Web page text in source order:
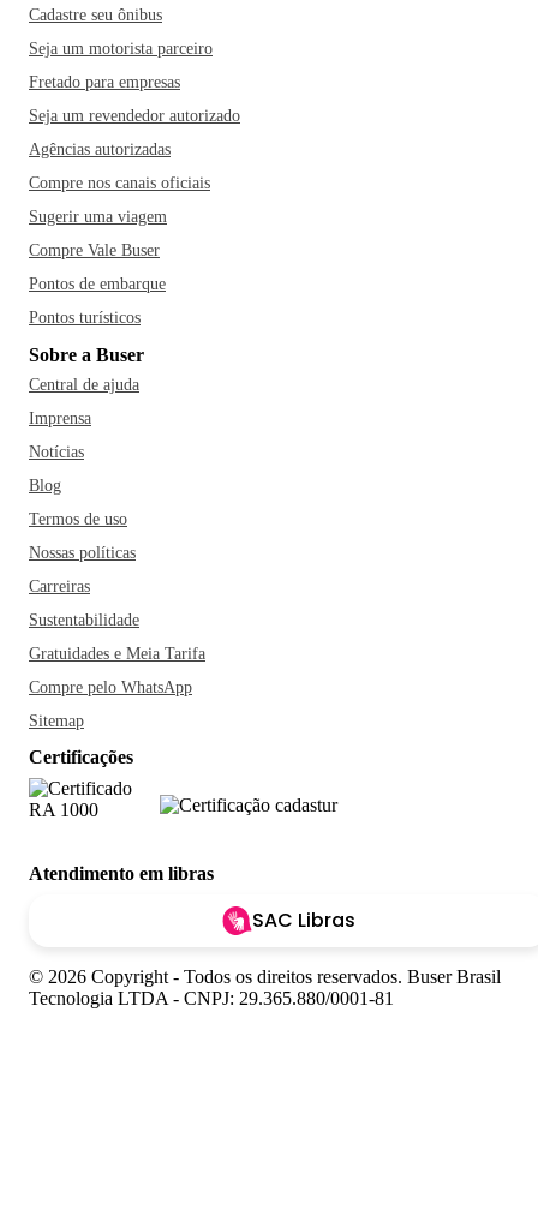
Cadastre seu ônibus
Seja um motorista parceiro
Fretado para empresas
Seja um revendedor autorizado
Agências autorizadas
Compre nos canais oficiais
Sugerir uma viagem
Compre Vale Buser
Pontos de embarque
Pontos turísticos
Sobre a Buser
Central de ajuda
Imprensa
Notícias
Blog
Termos de uso
Nossas políticas
Carreiras
Sustentabilidade
Gratuidades e Meia Tarifa
Compre pelo WhatsApp
Sitemap
Certificações
Atendimento em libras
SAC Libras
© 2026 Copyright - Todos os direitos reservados. Buser Brasil
Tecnologia LTDA - CNPJ: 29.365.880/0001-81